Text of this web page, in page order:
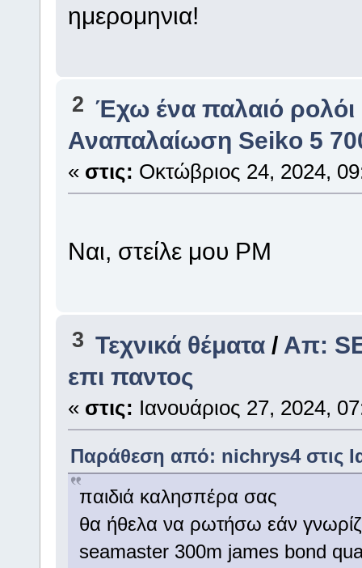
ημερομηνια!
2 Έχω ένα παλαιό ρολόι
Αναπαλαίωση Seiko 5
« στις: Οκτώβριος 24, 2024,
Ναι, στείλε μου PM
3 Τεχνικά θέματα / Απ:
επι παντος
« στις: Ιανουάριος 27, 2024,
Παράθεση από: nichrys4 στις
παιδιά καλησπέρα σας
θα ήθελα να ρωτήσω εάν
seamaster 300m james bond